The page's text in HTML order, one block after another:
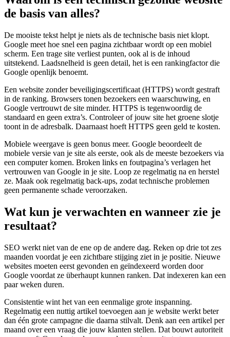
de basis van alles?
De mooiste tekst helpt je niets als de technische basis niet klopt.
Google meet hoe snel een pagina zichtbaar wordt op een mobiel
scherm. Een trage site verliest punten, ook al is de inhoud
uitstekend. Laadsnelheid is geen detail, het is een rankingfactor die
Google openlijk benoemt.
Een website zonder beveiligingscertificaat (HTTPS) wordt gestraft
in de ranking. Browsers tonen bezoekers een waarschuwing, en
Google vertrouwt de site minder. HTTPS is tegenwoordig de
standaard en geen extra’s. Controleer of jouw site het groene slotje
toont in de adresbalk. Daarnaast hoeft HTTPS geen geld te kosten.
Mobiele weergave is geen bonus meer. Google beoordeelt de
mobiele versie van je site als eerste, ook als de meeste bezoekers via
een computer komen. Broken links en foutpagina’s verlagen het
vertrouwen van Google in je site. Loop ze regelmatig na en herstel
ze. Maak ook regelmatig back-ups, zodat technische problemen
geen permanente schade veroorzaken.
Wat kun je verwachten en wanneer zie je
resultaat?
SEO werkt niet van de ene op de andere dag. Reken op drie tot zes
maanden voordat je een zichtbare stijging ziet in je positie. Nieuwe
websites moeten eerst gevonden en geïndexeerd worden door
Google voordat ze überhaupt kunnen ranken. Dat indexeren kan een
paar weken duren.
Consistentie wint het van een eenmalige grote inspanning.
Regelmatig een nuttig artikel toevoegen aan je website werkt beter
dan één grote campagne die daarna stilvalt. Denk aan een artikel per
maand over een vraag die jouw klanten stellen. Dat bouwt autoriteit